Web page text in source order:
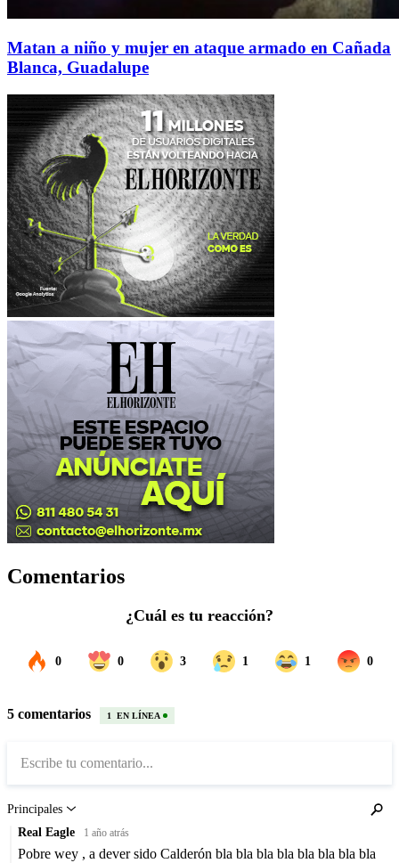
Matan a niño y mujer en ataque armado en Cañada
Blanca, Guadalupe
Comentarios